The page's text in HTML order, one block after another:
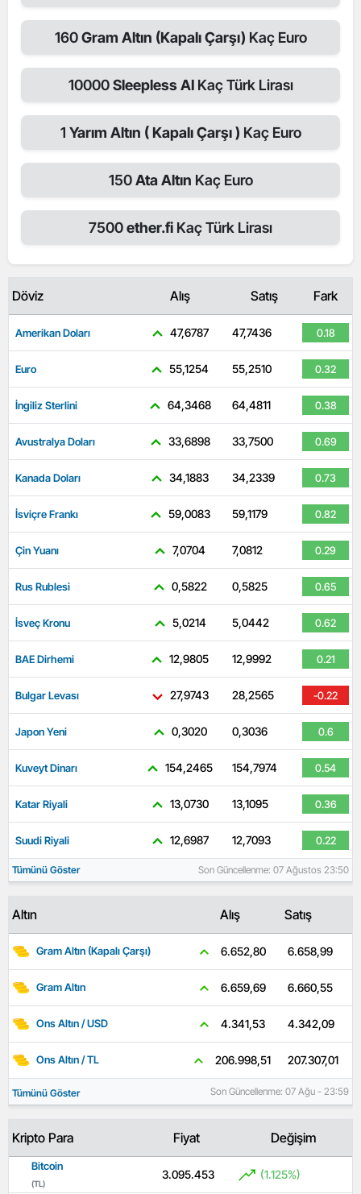
160Gram Altın (Kapalı Çarşı) Kaç Euro
10000Sleepless AI Kaç Türk Lirası
1 Yarım Altın ( Kapalı Çarşı ) Kaç Euro
150Ata Altın Kaç Euro
7500ether.fi Kaç Türk Lirası
Döviz Alış Satış Fark
Amerikan Doları 47,6787 47,7436 0.18
Euro 55,1254 55,2510 0.32
İngiliz Sterlini 64,3468 64,4811 0.38
Avustralya Doları 33,6898 33,7500 0.69
Kanada Doları 34,1883 34,2339 0.73
İsviçre Frankı 59,0083 59,1179 0.82
Çin Yuanı 7,0704 7,0812 0.29
Rus Rublesi 0,5822 0,5825 0.65
İsveç Kronu 5,0214 5,0442 0.62
BAE Dirhemi 12,9805 12,9992 0.21
Bulgar Levası 27,9743 28,2565 -0.22
Japon Yeni 0,3020 0,3036 0.6
Kuveyt Dinarı 154,2465 154,7974 0.54
Katar Riyali 13,0730 13,1095 0.36
Suudi Riyali 12,6987 12,7093 0.22
Tümünü Göster Son Güncellenme: 07 Ağustos 23:50
Altın Alış Satış
Gram Altın (Kapalı Çarşı) 6.652,80 6.658,99
Gram Altın 6.659,69 6.660,55
Ons Altın / USD 4.341,53 4.342,09
Ons Altın / TL 206.998,51 207.307,01
Tümünü Göster Son Güncellenme: 07 Ağu - 23:59
Kripto Para Fiyat Değişim
Bitcoin
(TL)
3.095.453 (1.125%)